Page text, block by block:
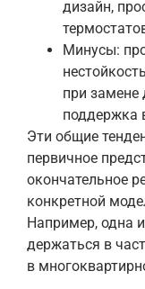
дизайн,
Минусы:
при замене
поддержка
Эти общие
первичное
окончательное
конкретной
Например, одна
держаться в
в